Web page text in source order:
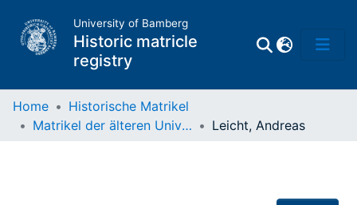
University of Bamberg
Historic matricle
registry
Home
Historische Matrikel
Matrikel der älteren Universität
Leicht, Andreas